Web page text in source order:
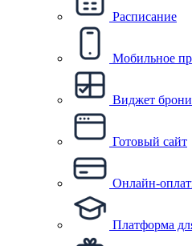
Расписание
Мобильное
Виджет
Готовый сайт
Онлайн-
Платформа